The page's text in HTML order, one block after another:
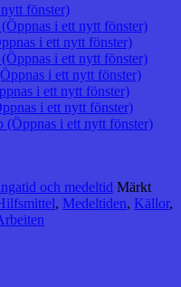
fönster)
i ett nytt fönster)
i ett nytt fönster)
i ett nytt fönster)
i ett nytt fönster)
i ett nytt fönster)
i ett nytt fönster)
i ett nytt fönster)
och medeltid Märkt
, Medeltiden, Källor,